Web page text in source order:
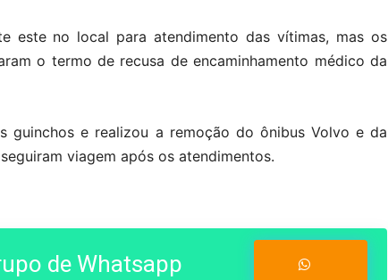
este no local para atendimento das vítimas, mas os
o termo de recusa de encaminhamento médico da
guinchos e realizou a remoção do ônibus Volvo e da
viagem após os atendimentos.
de Whatsapp